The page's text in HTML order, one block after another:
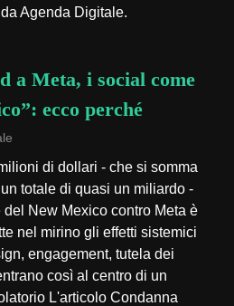
Agenda Digitale.
a Meta, i social come
ecco perché
di dollari - che si somma
totale di quasi un miliardo -
New Mexico contro Meta è
nel mirino gli effetti sistemici
engagement, tutela dei
così al centro di un
L'articolo Condanna